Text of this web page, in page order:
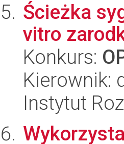
Ścieżka
vitro
Konkurs:
Kierownik:
Instytut